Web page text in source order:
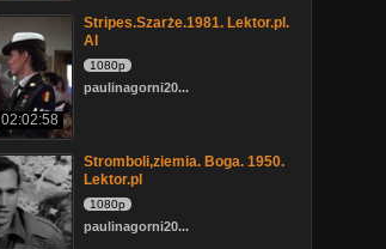
02:02:58
Stripes.Szarże.1981. Lektor.pl.
AI
1080p
paulinagorni20...
Stromboli,ziemia. Boga. 1950.
Lektor.pl
1080p
paulinagorni20...